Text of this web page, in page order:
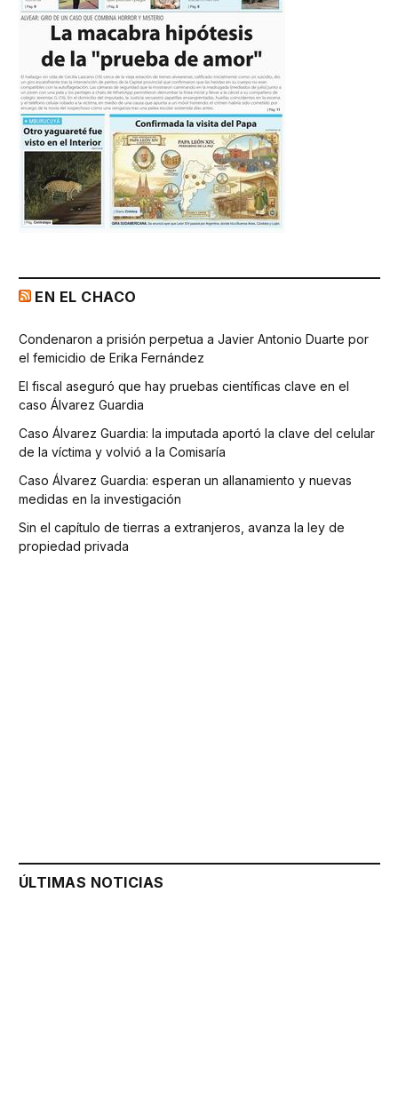
EN EL CHACO
Condenaron a prisión perpetua a Javier Antonio Duarte por
el femicidio de Erika Fernández
El fiscal aseguró que hay pruebas científicas clave en el
caso Álvarez Guardia
Caso Álvarez Guardia: la imputada aportó la clave del celular
de la víctima y volvió a la Comisaría
Caso Álvarez Guardia: esperan un allanamiento y nuevas
medidas en la investigación
Sin el capítulo de tierras a extranjeros, avanza la ley de
propiedad privada
ÚLTIMAS NOTICIAS